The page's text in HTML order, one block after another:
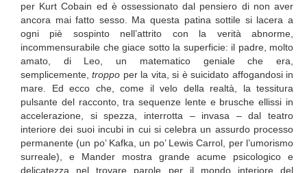
per Kurt Cobain ed è ossessionato dal pensiero di non aver
ancora mai fatto sesso. Ma questa patina sottile si lacera a
ogni piè sospinto nell’attrito con la verità abnorme,
incommensurabile che giace sotto la superficie: il padre, molto
amato, di Leo, un matematico geniale che era,
semplicemente,troppo per la vita, si è suicidato affogandosi in
mare. Ed ecco che, come il velo della realtà, la tessitura
pulsante del racconto, tra sequenze lente e brusche ellissi in
accelerazione, si spezza, interrotta – invasa – dal teatro
interiore dei suoi incubi in cui si celebra un assurdo processo
permanente (un po’ Kafka, un po’ Lewis Carrol, per l’umorismo
surreale), e Mander mostra grande acume psicologico e
delicatezza nel trovare parole per il mondo interiore del